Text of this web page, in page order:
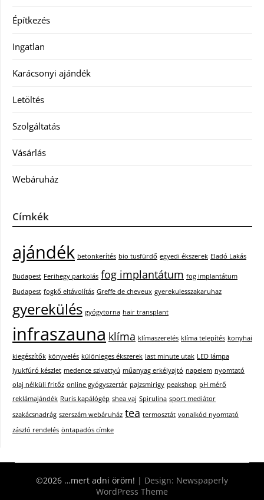
Építkezés
Ingatlan
Karácsonyi ajándék
Letöltés
Szolgáltatás
Vásárlás
Webáruház
Címkék
ajándék betonkerítés bio tusfürdő egyedi ékszerek Eladó Lakás
Budapest Ferihegy parkolás fog implantátum fog implantátum
Budapest fogkő eltávolítás Greffe de cheveux gyerekulesszakaruhaz
gyerekülés gyógytorna hair transplant
infraszauna klíma klímaszerelés klíma telepítés konyhai
kiegészítők könyvelés különleges ékszerek last minute utak LED lámpa
lyukfúró készlet medence szivattyú műanyag erkélyajtó napelem nyomtató
olaj nélküli fritőz online gyógyszertár pajzsmirigy peakshop pH mérő
reklámajándék Ruris kapálógép shea vaj Spirulina sport mediátor
szakácsnadrág szerszám webáruház tea termosztát vonalkód nyomtató
zászló rendelés öntapadós címke
©2026 …mert adni öröm! | Design: Newspaperly
WordPress Theme